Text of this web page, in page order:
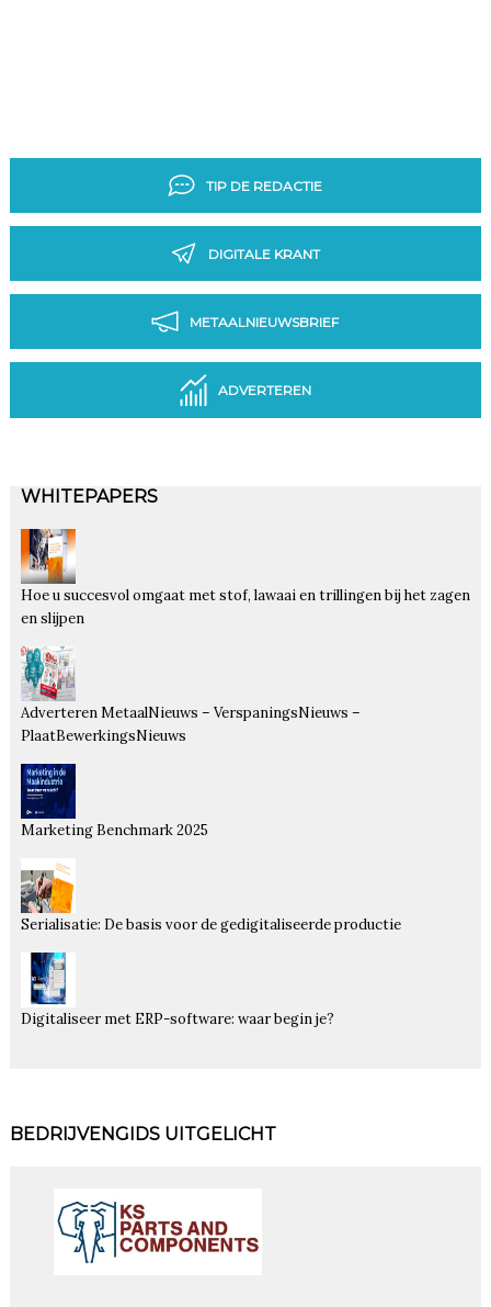
TIP DE REDACTIE
DIGITALE KRANT
METAALNIEUWSBRIEF
ADVERTEREN
WHITEPAPERS
Hoe u succesvol omgaat met stof, lawaai en trillingen bij het zagen
en slijpen
Adverteren MetaalNieuws – VerspaningsNieuws –
PlaatBewerkingsNieuws
Marketing Benchmark 2025
Serialisatie: De basis voor de gedigitaliseerde productie
Digitaliseer met ERP-software: waar begin je?
BEDRIJVENGIDS UITGELICHT